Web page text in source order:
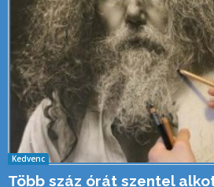
Kedvenc
Több száz órát szentel